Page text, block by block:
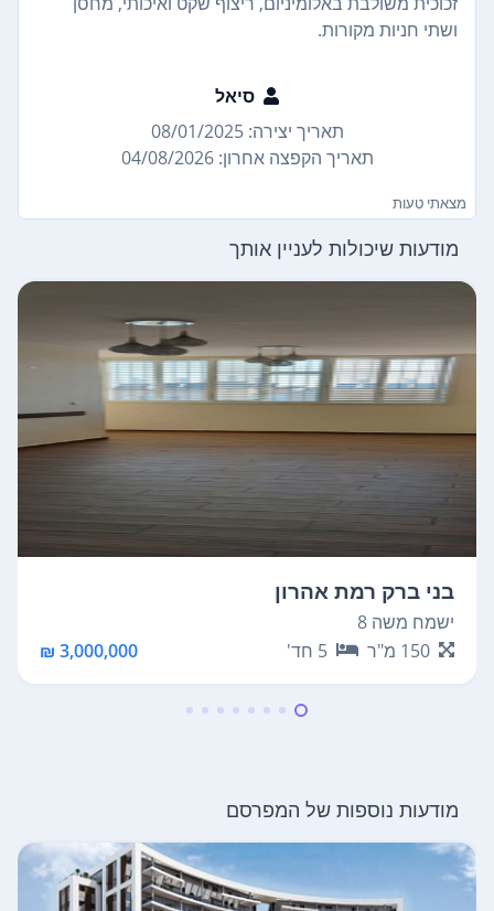
ושתי חניות מקורות.
סיאל
תאריך יצירה: 08/01/2025
תאריך הקפצה אחרון: 04/08/2026
מצאתי טעות
מודעות שיכולות לעניין אותך
בני ברק רמת אהרון
ישמח משה 8
150 מ"ר 5 חד' 3,000,000 ₪
מודעות נוספות של המפרסם